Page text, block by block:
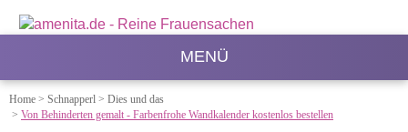
MENÜ
Home > Schnapperl > Dies und das
> Von Behinderten gemalt - Farbenfrohe Wandkalender kostenlos bestellen